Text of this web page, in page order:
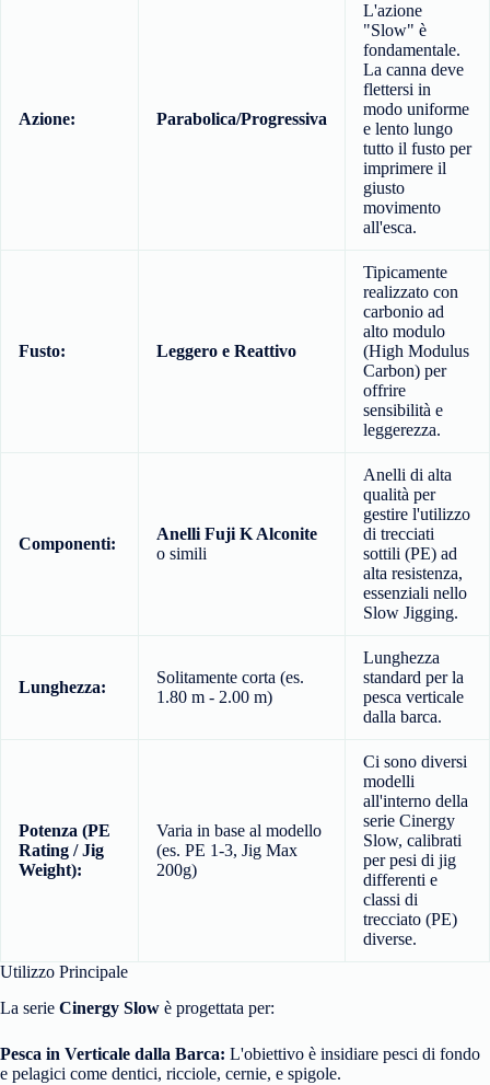
Azione: Parabolica/Progressiva
L'azione
"Slow" è
fondamentale.
La canna deve
flettersi in
modo uniforme
e lento lungo
tutto il fusto per
imprimere il
giusto
movimento
all'esca.
Fusto: Leggero e Reattivo
Tipicamente
realizzato con
carbonio ad
alto modulo
(High Modulus
Carbon) per
offrire
sensibilità e
leggerezza.
Componenti:
Anelli Fuji K Alconite
o simili
Anelli di alta
qualità per
gestire l'utilizzo
di trecciati
sottili (PE) ad
alta resistenza,
essenziali nello
Slow Jigging.
Lunghezza:
Solitamente corta (es.
1.80 m - 2.00 m)
Lunghezza
standard per la
pesca verticale
dalla barca.
Potenza (PE
Rating / Jig
Weight):
Varia in base al modello
(es. PE 1-3, Jig Max
200g)
Ci sono diversi
modelli
all'interno della
serie Cinergy
Slow, calibrati
per pesi di jig
differenti e
classi di
trecciato (PE)
diverse.
Utilizzo Principale
La serie Cinergy Slow è progettata per:
Pesca in Verticale dalla Barca: L'obiettivo è insidiare pesci di fondo
e pelagici come dentici, ricciole, cernie, e spigole.